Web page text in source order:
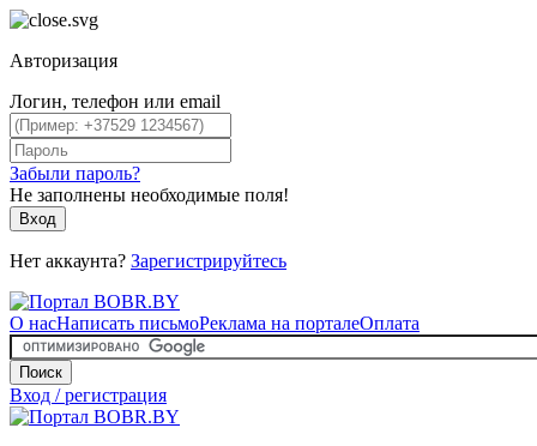
Авторизация
Логин, телефон или email
Забыли пароль?
Не заполнены необходимые поля!
Вход
Нет аккаунта? Зарегистрируйтесь
О насНаписать письмоРеклама на порталеОплата
Поиск
Вход / регистрация